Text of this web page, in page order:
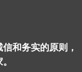
和务实的原则，